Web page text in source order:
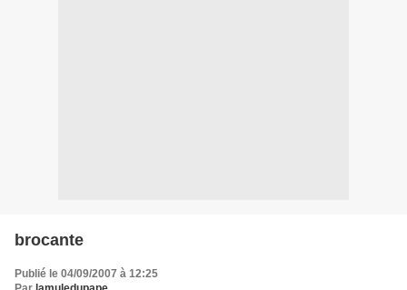
brocante
Publié le 04/09/2007 à 12:25